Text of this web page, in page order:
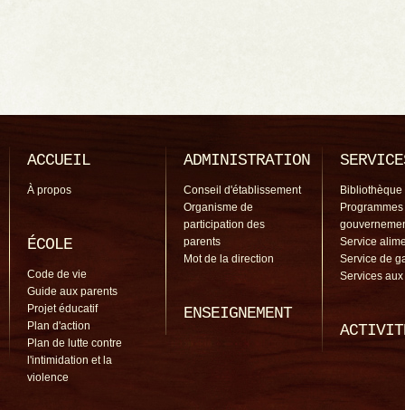
ACCUEIL
À propos
ÉCOLE
Code de vie
Guide aux parents
Projet éducatif
Plan d'action
Plan de lutte contre
l'intimidation et la
violence
ADMINISTRATION
Conseil d'établissement
Organisme de
participation des
parents
Mot de la direction
ENSEIGNEMENT
Bibliothèque
Programmes
Service
Service de
Services